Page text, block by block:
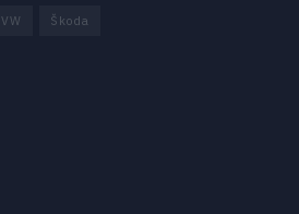
VW Škoda